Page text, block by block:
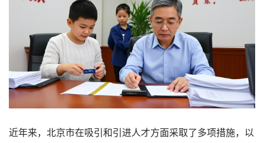
近年来，北京市在吸引和引进人才方面采取了多项措施，以